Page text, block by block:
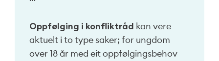
Oppfølging i konfliktråd kan vere
aktuelt i to type saker; for ungdom
over 18 år med eit oppfølgingsbehov